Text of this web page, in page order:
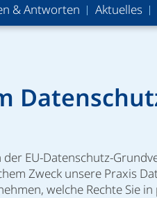
& Antworten Aktuelles
EU-Datenschutz-
Zweck unsere Praxis
welche Rechte Sie in